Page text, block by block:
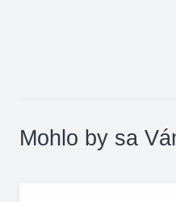
Mohlo by sa